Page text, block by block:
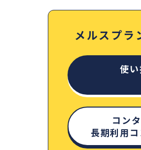
メルスプラ
使
コン
長期利用